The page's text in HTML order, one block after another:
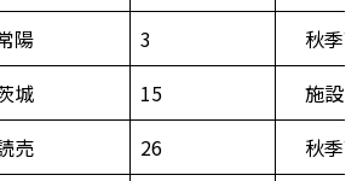
陽 3
秋季
城 15
施設
売 26
秋季